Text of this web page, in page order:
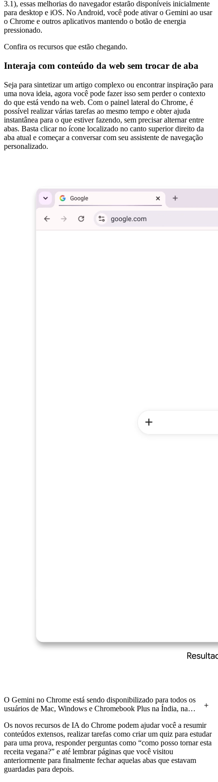
3.1), essas melhorias do navegador estarão disponíveis inicialmente
para desktop e iOS. No Android, você pode ativar o Gemini ao usar
o Chrome e outros aplicativos mantendo o botão de energia
pressionado.
Confira os recursos que estão chegando.
Interaja com conteúdo da web sem trocar de aba
Seja para sintetizar um artigo complexo ou encontrar inspiração para
uma nova ideia, agora você pode fazer isso sem perder o contexto
do que está vendo na web. Com o painel lateral do Chrome, é
possível realizar várias tarefas ao mesmo tempo e obter ajuda
instantânea para o que estiver fazendo, sem precisar alternar entre
abas. Basta clicar no ícone localizado no canto superior direito da
aba atual e começar a conversar com seu assistente de navegação
personalizado.
O Gemini no Chrome está sendo disponibilizado para todos os
usuários de Mac, Windows e Chromebook Plus na Índia, na
Os novos recursos de IA do Chrome podem ajudar você a resumir
conteúdos extensos, realizar tarefas como criar um quiz para estudar
para uma prova, responder perguntas como “como posso tornar esta
receita vegana?” e até lembrar páginas que você visitou
anteriormente para finalmente fechar aquelas abas que estavam
guardadas para depois.